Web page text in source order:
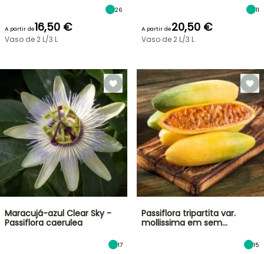
26
A partir de16,50 €
Vaso de 2 L/3 L
11
A partir de20,50 €
Vaso de 2 L/3 L
Maracujá-azul Clear Sky -
Passiflora caerulea
17
Passiflora tripartita var.
mollissima em sem…
15